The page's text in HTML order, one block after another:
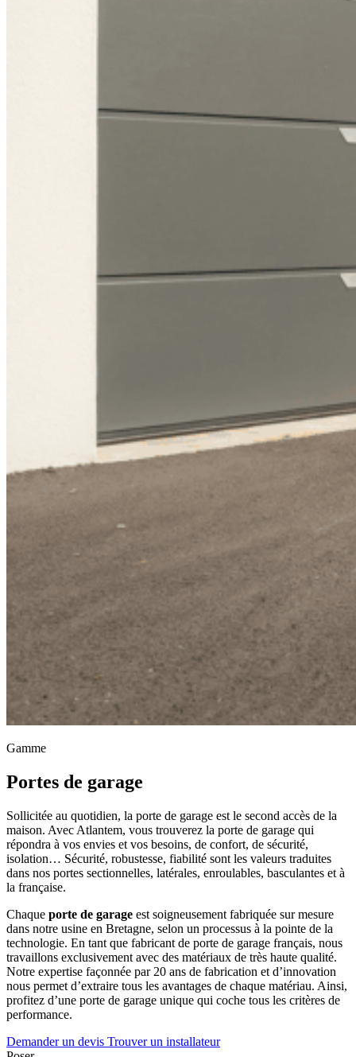
Gamme
Portes de garage
Sollicitée au quotidien, la porte de garage est le second accès de la
maison. Avec Atlantem, vous trouverez la porte de garage qui
répondra à vos envies et vos besoins, de confort, de sécurité,
isolation… Sécurité, robustesse, fiabilité sont les valeurs traduites
dans nos portes sectionnelles, latérales, enroulables, basculantes et à
la française.
Chaque porte de garage est soigneusement fabriquée sur mesure
dans notre usine en Bretagne, selon un processus à la pointe de la
technologie. En tant que fabricant de porte de garage français, nous
travaillons exclusivement avec des matériaux de très haute qualité.
Notre expertise façonnée par 20 ans de fabrication et d’innovation
nous permet d’extraire tous les avantages de chaque matériau. Ainsi,
profitez d’une porte de garage unique qui coche tous les critères de
performance.
Demander un devis Trouver un installateur